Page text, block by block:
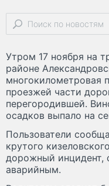
Утром 17 ноября на
районе
многокилометровая
проезжей части
перегородившей.
осадков выпало на
Пользователи
крутого
дорожный инцидент,
аварийным.